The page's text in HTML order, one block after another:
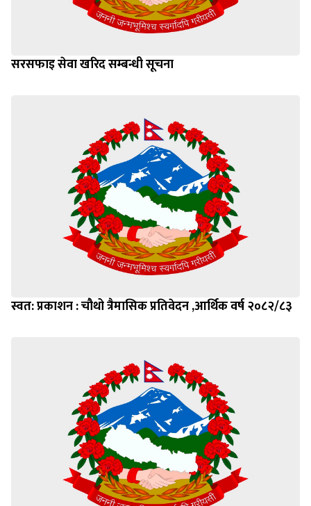
सरसफाइ सेवा खरिद सम्बन्धी सूचना
स्वत: प्रकाशन : चौथो त्रैमासिक प्रतिवेदन ,आर्थिक वर्ष २०८२/८३